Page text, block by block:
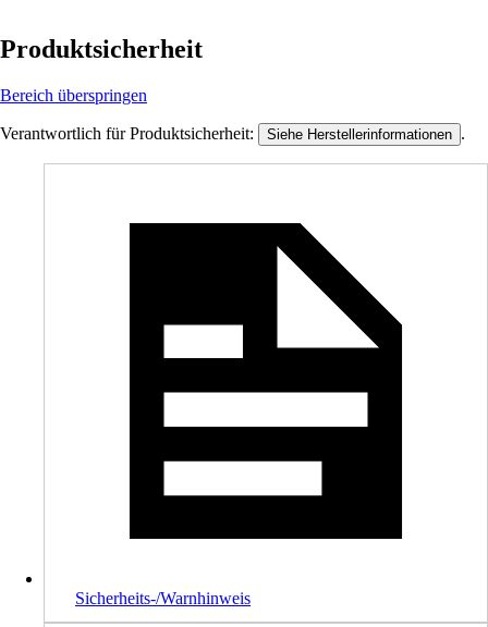
Produktsicherheit
Bereich überspringen
Verantwortlich für Produktsicherheit: Siehe Herstellerinformationen .
Sicherheits-/Warnhinweis